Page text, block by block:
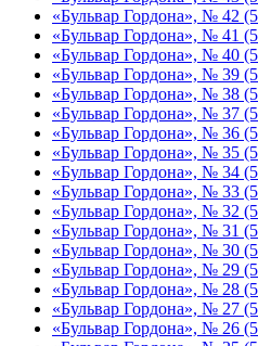
«Бульвар Гордона», № 42
«Бульвар Гордона», № 41
«Бульвар Гордона», № 40
«Бульвар Гордона», № 39
«Бульвар Гордона», № 38
«Бульвар Гордона», № 37
«Бульвар Гордона», № 36
«Бульвар Гордона», № 35
«Бульвар Гордона», № 34
«Бульвар Гордона», № 33
«Бульвар Гордона», № 32
«Бульвар Гордона», № 31
«Бульвар Гордона», № 30
«Бульвар Гордона», № 29
«Бульвар Гордона», № 28
«Бульвар Гордона», № 27
«Бульвар Гордона», № 26